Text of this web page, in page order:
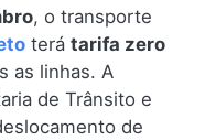
, o transporte
terá tarifa zero
as linhas. A
de Trânsito e
de